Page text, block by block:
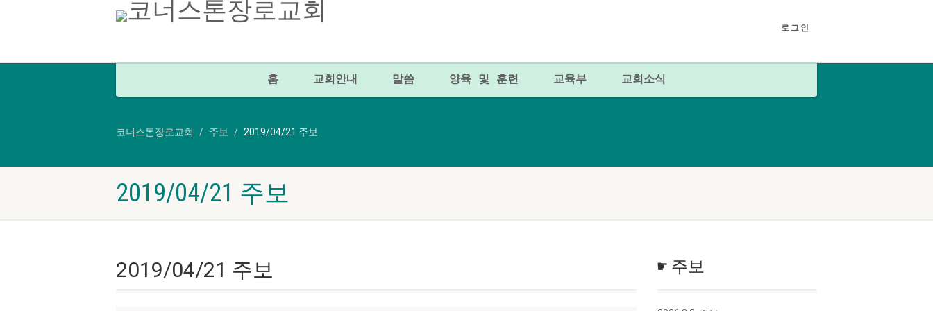
로그인
홈 교회안내 말씀 양육 및 훈련 교육부 교회소식
코너스톤장로교회 주보 2019/04/21 주보
2019/04/21 주보
2019/04/21 주보 ☛ 주보